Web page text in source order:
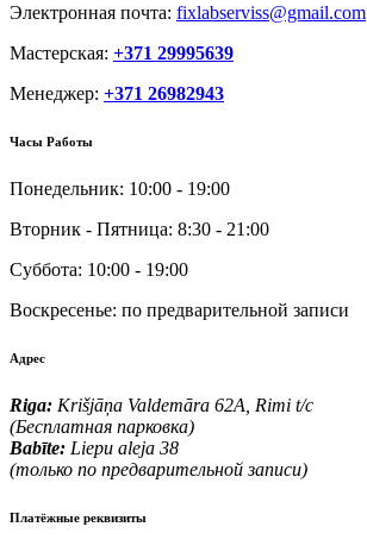
Электронная почта: fixlabserviss@gmail.com
Мастерская: +371 29995639
Менеджер: +371 26982943
Часы Работы
Понедельник: 10:00 - 19:00
Вторник - Пятница: 8:30 - 21:00
Суббота: 10:00 - 19:00
Воскресенье: по предварительной записи
Адрес
Riga: Krišjāņa Valdemāra 62A, Rimi t/c
(Бесплатная парковка)
Babīte: Liepu aleja 38
(только по предварительной записи)
Платёжные реквизиты